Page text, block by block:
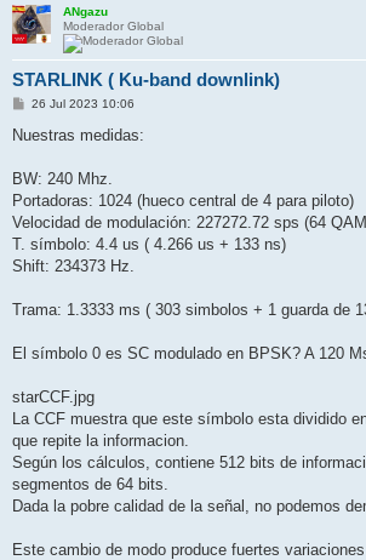
ANgazu
Moderador Global
STARLINK ( Ku-band downlink)
M
n
j
26 Jul 2023 10:06
Nuestras medidas:
BW: 240 Mhz.
Portadoras: 1024 (hueco central de 4 para piloto)
Velocidad de modulación: 227272.72 sps (64
T. símbolo: 4.4 us ( 4.266 us + 133 ns)
Shift: 234373 Hz.
Trama: 1.3333 ms ( 303 simbolos + 1 guarda de
El símbolo 0 es SC modulado en BPSK? A 120
starCCF.jpg
La CCF muestra que este símbolo esta dividido
que repite la informacion.
Según los cálculos, contiene 512 bits de
segmentos de 64 bits.
Dada la pobre calidad de la señal, no podemos
Este cambio de modo produce fuertes